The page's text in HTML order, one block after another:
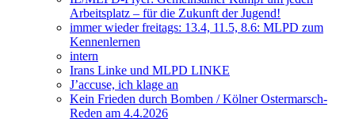
Arbeitsplatz – für die Zukunft der Jugend!
immer wieder freitags: 13.4, 11.5, 8.6: MLPD zum
Kennenlernen
intern
Irans Linke und MLPD LINKE
J’accuse, ich klage an
Kein Frieden durch Bomben / Kölner Ostermarsch-
Reden am 4.4.2026